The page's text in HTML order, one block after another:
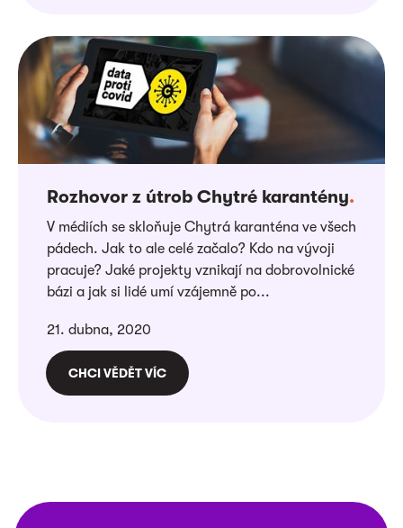
Rozhovor z útrob Chytré karantény.
V médiích se skloňuje Chytrá karanténa ve všech
pádech. Jak to ale celé začalo? Kdo na vývoji
pracuje? Jaké projekty vznikají na dobrovolnické
bázi a jak si lidé umí vzájemně po...
21. dubna, 2020
CHCI VĚDĚT VÍC